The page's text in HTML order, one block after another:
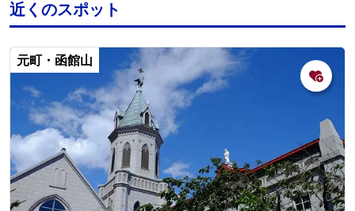
近くのスポット
元町・函館山